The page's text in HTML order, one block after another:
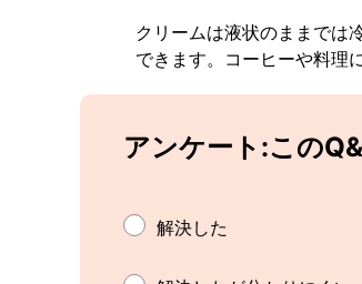
クリームは液状のままでは
できます。コーヒーや料理
アンケート:この
解決した